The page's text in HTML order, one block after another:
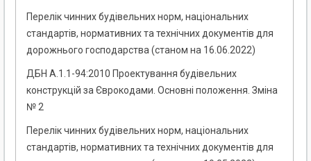
Перелік чинних будівельних норм, національних
стандартів, нормативних та технічних документів для
дорожнього господарства (станом на 16.06.2022)
ДБН А.1.1-94:2010 Проектування будівельних
конструкцій за Єврокодами. Основні положення. Зміна
№ 2
Перелік чинних будівельних норм, національних
стандартів, нормативних та технічних документів для